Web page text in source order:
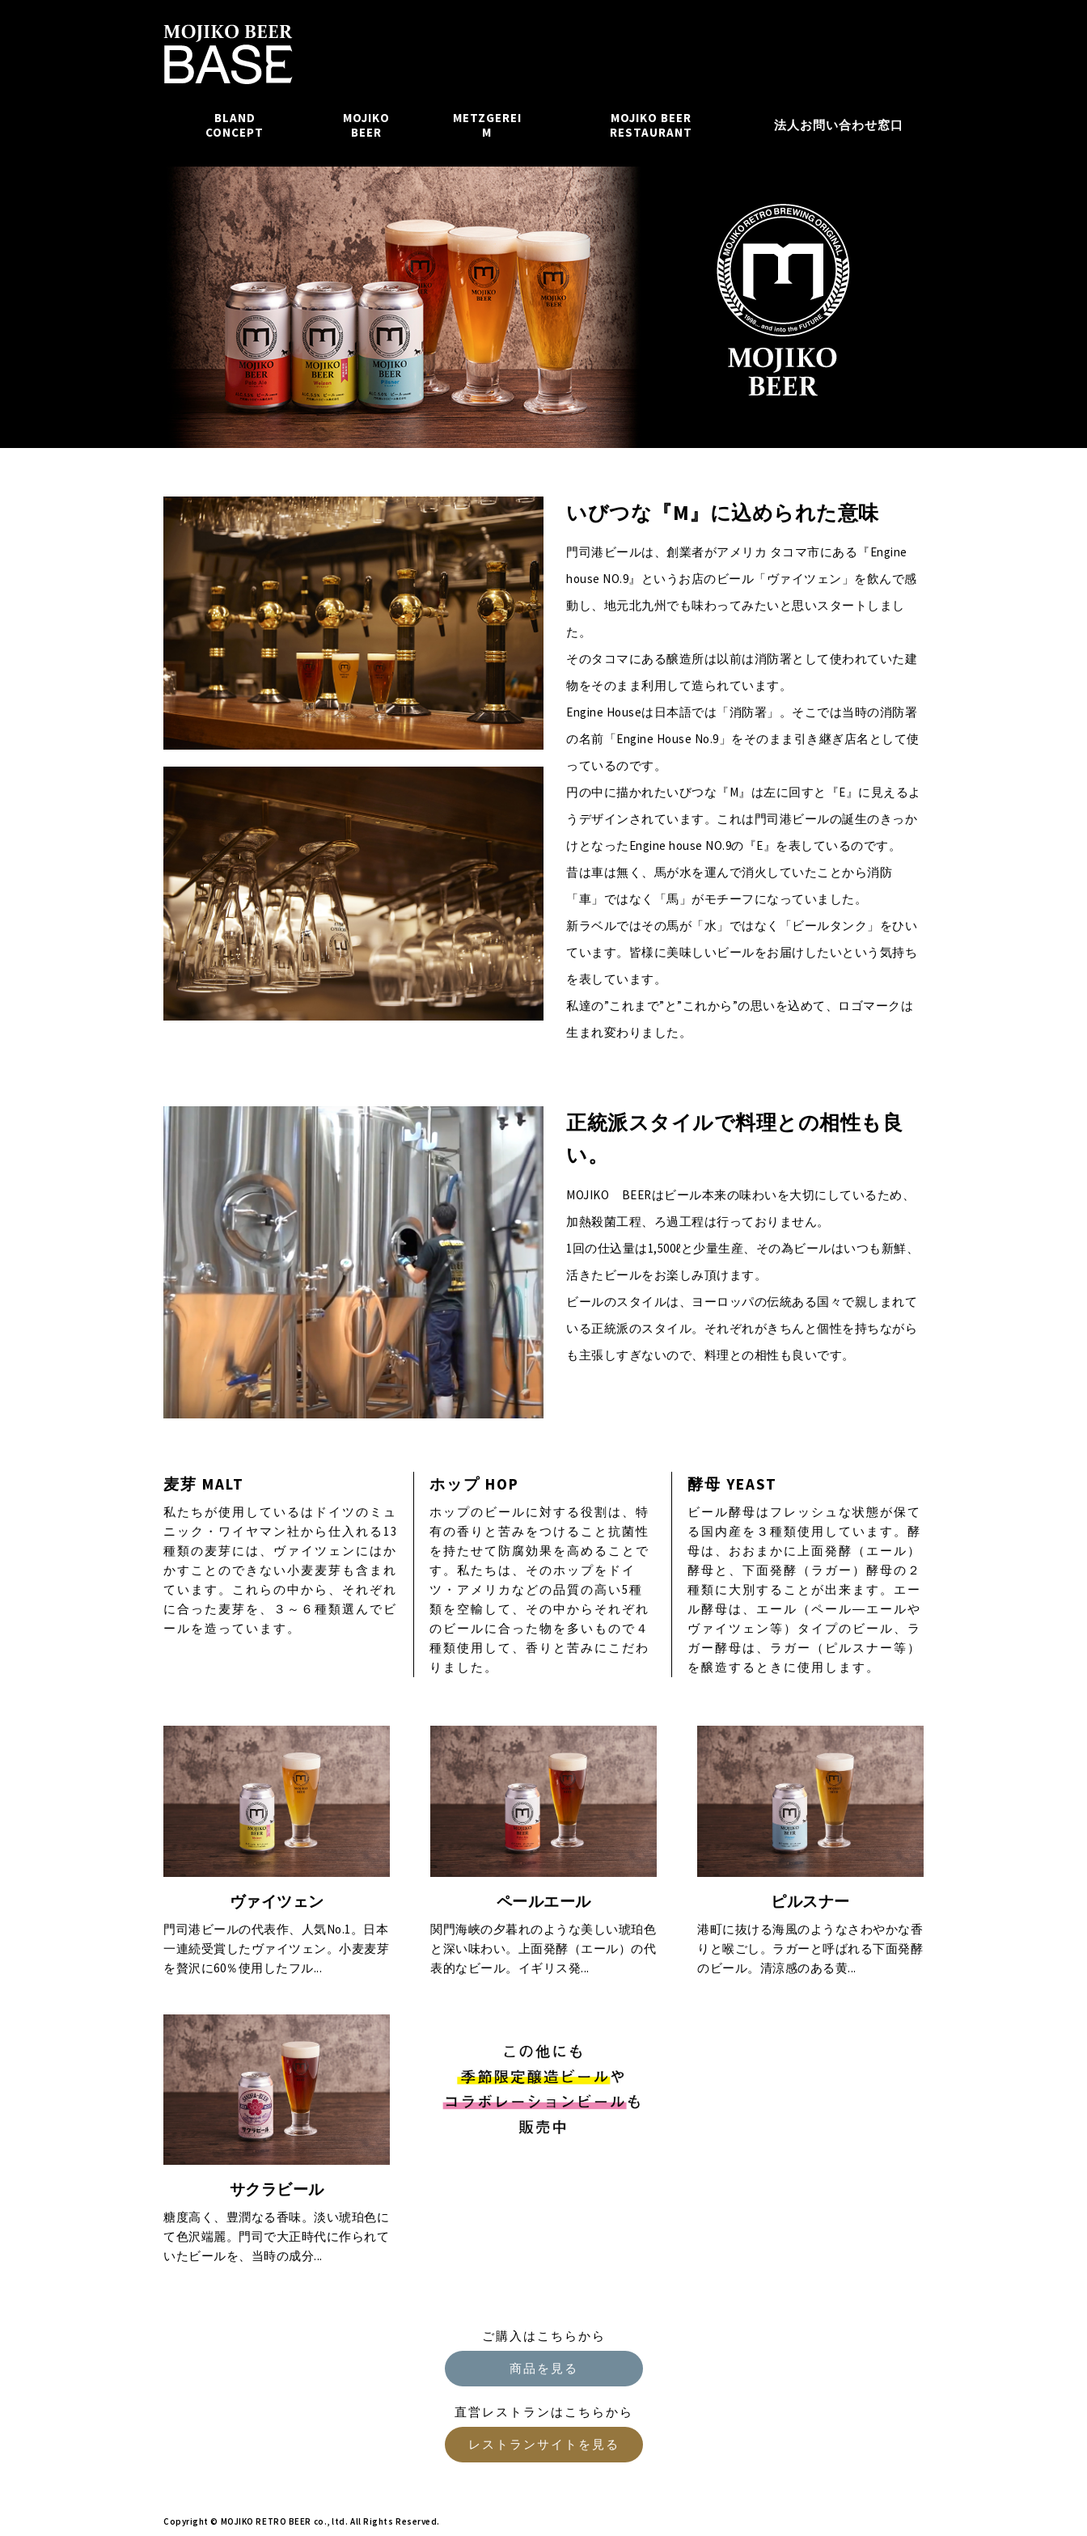
BLAND
CONCEPT
MOJIKO
BEER
METZGEREI
M
MOJIKO BEER
RESTAURANT
法人お問い合わせ窓口
いびつな『M』に込められた意味
門司港ビールは、創業者がアメリカ タコマ市にある『Engine
house NO.9』というお店のビール「ヴァイツェン」を飲んで感
動し、地元北九州でも味わってみたいと思いスタートしまし
た。
そのタコマにある醸造所は以前は消防署として使われていた建
物をそのまま利用して造られています。
Engine Houseは日本語では「消防署」。そこでは当時の消防署
の名前「Engine House No.9」をそのまま引き継ぎ店名として使
っているのです。
円の中に描かれたいびつな『M』は左に回すと『E』に見えるよ
うデザインされています。これは門司港ビールの誕生のきっか
けとなったEngine house NO.9の『E』を表しているのです。
昔は車は無く、馬が水を運んで消火していたことから消防
「車」ではなく「馬」がモチーフになっていました。
新ラベルではその馬が「水」ではなく「ビールタンク」をひい
ています。皆様に美味しいビールをお届けしたいという気持ち
を表しています。
私達の”これまで”と”これから”の思いを込めて、ロゴマークは
生まれ変わりました。
正統派スタイルで料理との相性も良
い。
MOJIKO BEERはビール本来の味わいを大切にしているため、
加熱殺菌工程、ろ過工程は行っておりません。
1回の仕込量は1,500ℓと少量生産、その為ビールはいつも新鮮、
活きたビールをお楽しみ頂けます。
ビールのスタイルは、ヨーロッパの伝統ある国々で親しまれて
いる正統派のスタイル。それぞれがきちんと個性を持ちながら
も主張しすぎないので、料理との相性も良いです。
麦芽 MALT
私たちが使用しているはドイツのミュ
ニック・ワイヤマン社から仕入れる13
種類の麦芽には、ヴァイツェンにはか
かすことのできない小麦麦芽も含まれ
ています。これらの中から、それぞれ
に合った麦芽を、３～６種類選んでビ
ールを造っています。
ホップ HOP
ホップのビールに対する役割は、特
有の香りと苦みをつけること抗菌性
を持たせて防腐効果を高めることで
す。私たちは、そのホップをドイ
ツ・アメリカなどの品質の高い5種
類を空輸して、その中からそれぞれ
のビールに合った物を多いもので４
種類使用して、香りと苦みにこだわ
りました。
酵母 YEAST
ビール酵母はフレッシュな状態が保て
る国内産を３種類使用しています。酵
母は、おおまかに上面発酵（エール）
酵母と、下面発酵（ラガー）酵母の２
種類に大別することが出来ます。エー
ル酵母は、エール（ペール―エールや
ヴァイツェン等）タイプのビール、ラ
ガー酵母は、ラガー（ピルスナー等）
を醸造するときに使用します。
ヴァイツェン
門司港ビールの代表作、人気No.1。日本
一連続受賞したヴァイツェン。小麦麦芽
を贅沢に60％使用したフル...
ペールエール
関門海峡の夕暮れのような美しい琥珀色
と深い味わい。上面発酵（エール）の代
表的なビール。イギリス発...
ピルスナー
港町に抜ける海風のようなさわやかな香
りと喉ごし。ラガーと呼ばれる下面発酵
のビール。清涼感のある黄...
サクラビール
糖度高く、豊潤なる香味。淡い琥珀色に
て色沢端麗。門司で大正時代に作られて
いたビールを、当時の成分...
ご購入はこちらから
商品を見る
直営レストランはこちらから
レストランサイトを見る
Copyright © MOJIKO RETRO BEER co., ltd. All Rights Reserved.